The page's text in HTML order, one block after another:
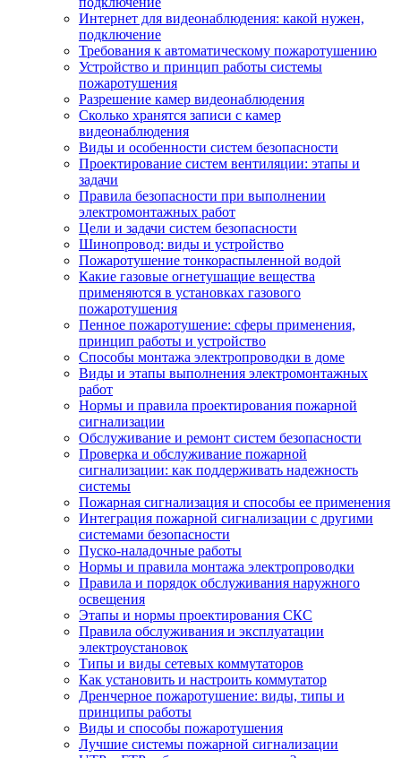
Интернет для видеонаблюдения: какой нужен,
подключение
Требования к автоматическому пожаротушению
Устройство и принцип работы системы
пожаротушения
Разрешение камер видеонаблюдения
Сколько хранятся записи с камер
видеонаблюдения
Виды и особенности систем безопасности
Проектирование систем вентиляции: этапы и
задачи
Правила безопасности при выполнении
электромонтажных работ
Цели и задачи систем безопасности
Шинопровод: виды и устройство
Пожаротушение тонкораспыленной водой
Какие газовые огнетушащие вещества
применяются в установках газового
пожаротушения
Пенное пожаротушение: сферы применения,
принцип работы и устройство
Способы монтажа электропроводки в доме
Виды и этапы выполнения электромонтажных
работ
Нормы и правила проектирования пожарной
сигнализации
Обслуживание и ремонт систем безопасности
Проверка и обслуживание пожарной
сигнализации: как поддерживать надежность
системы
Пожарная сигнализация и способы ее применения
Интеграция пожарной сигнализации с другими
системами безопасности
Пуско-наладочные работы
Нормы и правила монтажа электропроводки
Правила и порядок обслуживания наружного
освещения
Этапы и нормы проектирования СКС
Правила обслуживания и эксплуатации
электроустановок
Типы и виды сетевых коммутаторов
Как установить и настроить коммутатор
Дренчерное пожаротушение: виды, типы и
принципы работы
Виды и способы пожаротушения
Лучшие системы пожарной сигнализации